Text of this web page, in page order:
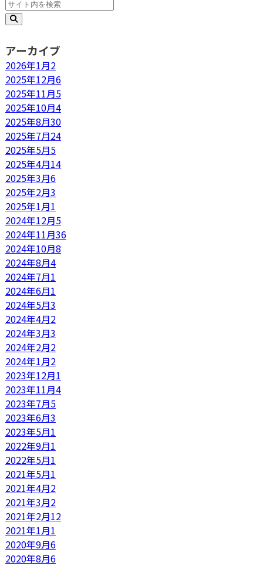
アーカイブ
2026年1月2
2025年12月6
2025年11月5
2025年10月4
2025年8月30
2025年7月24
2025年5月5
2025年4月14
2025年3月6
2025年2月3
2025年1月1
2024年12月5
2024年11月36
2024年10月8
2024年8月4
2024年7月1
2024年6月1
2024年5月3
2024年4月2
2024年3月3
2024年2月2
2024年1月2
2023年12月1
2023年11月4
2023年7月5
2023年6月3
2023年5月1
2022年9月1
2022年5月1
2021年5月1
2021年4月2
2021年3月2
2021年2月12
2021年1月1
2020年9月6
2020年8月6